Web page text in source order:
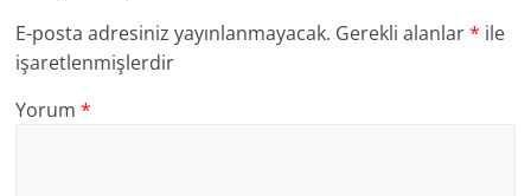
E-posta adresiniz yayınlanmayacak. Gerekli alanlar* ile
işaretlenmişlerdir
Yorum*